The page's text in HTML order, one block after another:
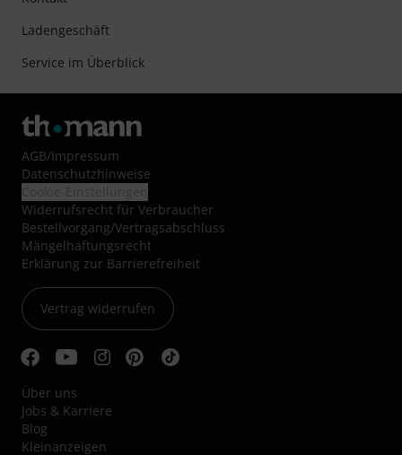
Ladengeschäft
Service im Überblick
AGB/Impressum
Datenschutzhinweise
Widerrufsrecht für Verbraucher
Bestellvorgang/Vertragsabschluss
Mängelhaftungsrecht
Erklärung zur Barrierefreiheit
Vertrag widerrufen
Über uns
Jobs & Karriere
Blog
Kleinanzeigen